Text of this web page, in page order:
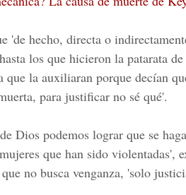
'de hecho, directa o
los que hicieron la patarata
que la auxiliaran porque decían
para justificar no sé qué'.
Dios podemos lograr que se
que han sido violentadas',
no busca venganza, 'solo